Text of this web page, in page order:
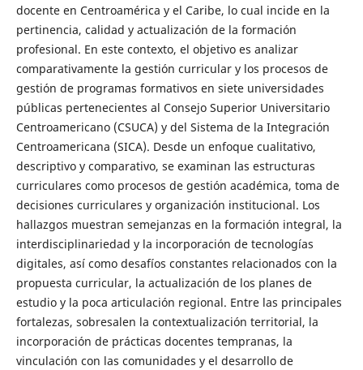
docente en Centroamérica y el Caribe, lo cual incide en la
pertinencia, calidad y actualización de la formación
profesional. En este contexto, el objetivo es analizar
comparativamente la gestión curricular y los procesos de
gestión de programas formativos en siete universidades
públicas pertenecientes al Consejo Superior Universitario
Centroamericano (CSUCA) y del Sistema de la Integración
Centroamericana (SICA). Desde un enfoque cualitativo,
descriptivo y comparativo, se examinan las estructuras
curriculares como procesos de gestión académica, toma de
decisiones curriculares y organización institucional. Los
hallazgos muestran semejanzas en la formación integral, la
interdisciplinariedad y la incorporación de tecnologías
digitales, así como desafíos constantes relacionados con la
propuesta curricular, la actualización de los planes de
estudio y la poca articulación regional. Entre las principales
fortalezas, sobresalen la contextualización territorial, la
incorporación de prácticas docentes tempranas, la
vinculación con las comunidades y el desarrollo de